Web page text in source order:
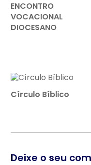
ENCONTRO
VOCACIONAL
DIOCESANO
Círculo Bíblico
Deixe o seu